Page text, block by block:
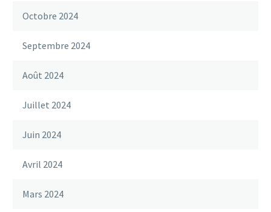
Octobre 2024
Septembre 2024
Août 2024
Juillet 2024
Juin 2024
Avril 2024
Mars 2024